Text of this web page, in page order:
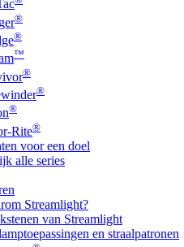
®
®
™
®
®
®
Rite®
voor een doel
alle series
Streamlight?
van Streamlight
en straalpatronen